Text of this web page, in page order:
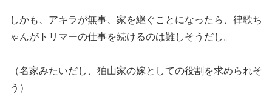
しかも、アキラが無事、家を継ぐことになったら、律歌ち
ゃんがトリマーの仕事を続けるのは難しそうだし。
（名家みたいだし、狛山家の嫁としての役割を求められそ
う）